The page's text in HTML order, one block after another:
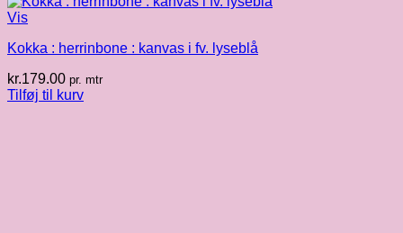
Vis
Kokka : herrinbone : kanvas i fv. lyseblå
kr.179.00 pr. mtr
Tilføj til kurv